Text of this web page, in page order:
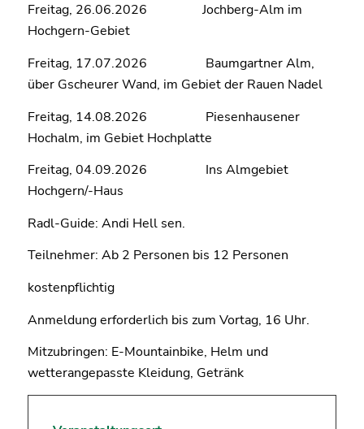
Freitag, 26.06.2026 Jochberg-Alm im
Hochgern-Gebiet
Freitag, 17.07.2026 Baumgartner Alm,
über Gscheurer Wand, im Gebiet der Rauen Nadel
Freitag, 14.08.2026 Piesenhausener
Hochalm, im Gebiet Hochplatte
Freitag, 04.09.2026 Ins Almgebiet
Hochgern/-Haus
Radl-Guide: Andi Hell sen.
Teilnehmer: Ab 2 Personen bis 12 Personen
kostenpflichtig
Anmeldung erforderlich bis zum Vortag, 16 Uhr.
Mitzubringen: E-Mountainbike, Helm und
wetterangepasste Kleidung, Getränk